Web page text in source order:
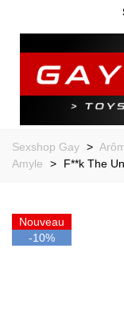
Sexshop Gay >
Amyle
> F**k The
Nouveau
-10%